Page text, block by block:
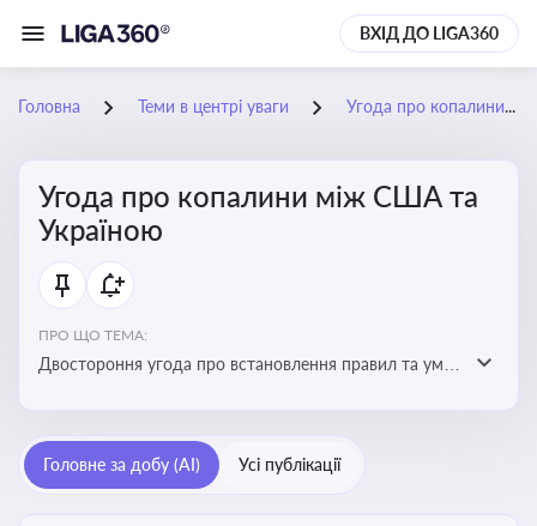
ВХІД ДО LIGA360
Головна Теми в центрі уваги Угода про копалини між США та Україною
Угода про копалини між США та
Україною
ПРО ЩО ТЕМА:
Двостороння угода про встановлення правил та умов
перспективи України
Головне за добу (AI) Усі публікації